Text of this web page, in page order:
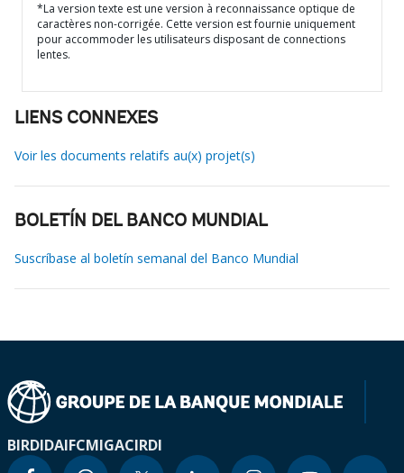
*La version texte est une version à reconnaissance optique de
caractères non-corrigée. Cette version est fournie uniquement
pour accommoder les utilisateurs disposant de connections
lentes.
LIENS CONNEXES
Voir les documents relatifs au(x) projet(s)
BOLETÍN DEL BANCO MUNDIAL
Suscríbase al boletín semanal del Banco Mundial
BIRDIDAIFCMIGACIRDI